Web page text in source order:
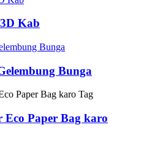
Kab
Bunga
Eco Paper Bag karo